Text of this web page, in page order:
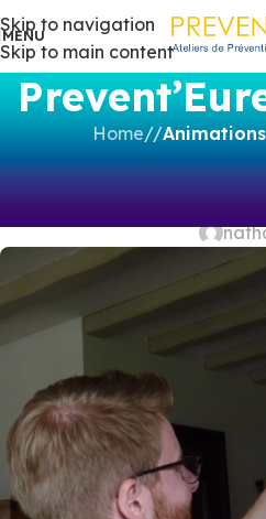
Skip to navigation
Skip to main content
MENU
Home/
Audition &